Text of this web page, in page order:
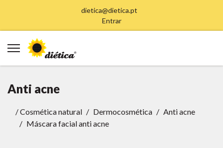
dietica@dietica.pt
Entrar
Anti acne
/Cosmética natural Dermocosmética
Anti acne
Máscara facial anti acne